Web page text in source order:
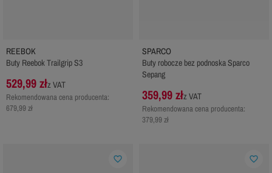
REEBOK
Buty Reebok Trailgrip S3
529,99 złz VAT
Rekomendowana cena producenta:
679,99 zł
SPARCO
Buty robocze bez podnoska Sparco
Sepang
359,99 złz VAT
Rekomendowana cena producenta:
379,99 zł
favorite_border favorite_border